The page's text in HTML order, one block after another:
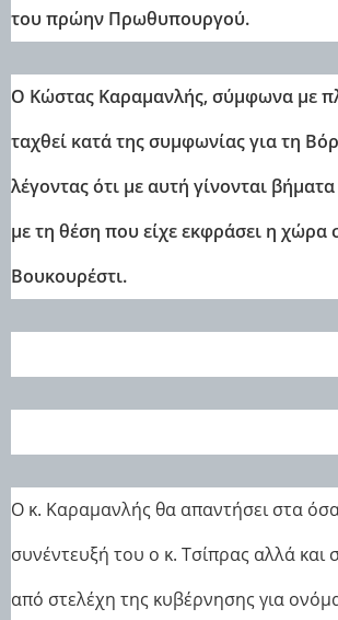
του πρώην Πρωθυπουργού.
Ο Κώστας Καραμανλής, σύμφωνα με
ταχθεί κατά της συμφωνίας για τη
λέγοντας ότι με αυτή γίνονται
με τη θέση που είχε εκφράσει η χώρα
Βουκουρέστι.
Ο κ. Καραμανλής θα απαντήσει στα
συνέντευξή του ο κ. Τσίπρας αλλά και
από στελέχη της κυβέρνησης για